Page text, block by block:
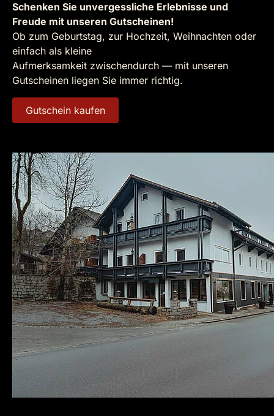
Schenken Sie unvergessliche Erlebnisse und
Freude mit unseren Gutscheinen!
Ob zum Geburtstag, zur Hochzeit, Weihnachten oder
einfach als kleine
Aufmerksamkeit zwischendurch — mit unseren
Gutscheinen liegen Sie immer richtig.
Gutschein kaufen